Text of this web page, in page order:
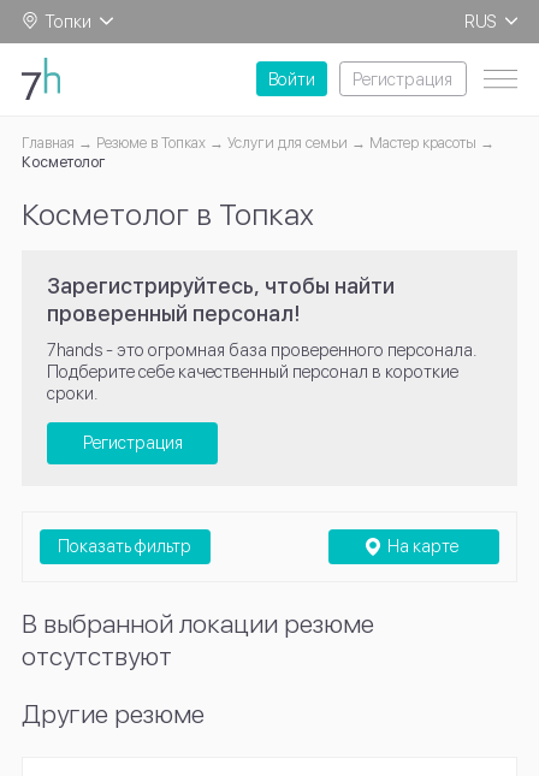
Топки
RUS
EN
Войти
Регистрация
Главная Резюме в Топках Услуги для семьи
Мастер красоты
Косметолог
Косметолог в Топках
Зарегистрируйтесь, чтобы найти
проверенный персонал!
7hands - это огромная база проверенного персонала.
Подберите себе качественный персонал в короткие
сроки.
Регистрация
На карте
Показать фильтр
В выбранной локации резюме
отсутствуют
Другие резюме